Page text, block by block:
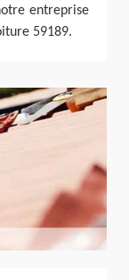
entreprise
59189.